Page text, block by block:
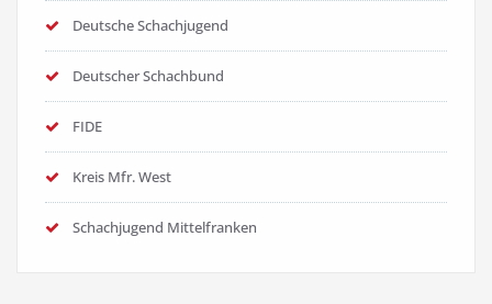
Deutsche Schachjugend
Deutscher Schachbund
FIDE
Kreis Mfr. West
Schachjugend Mittelfranken